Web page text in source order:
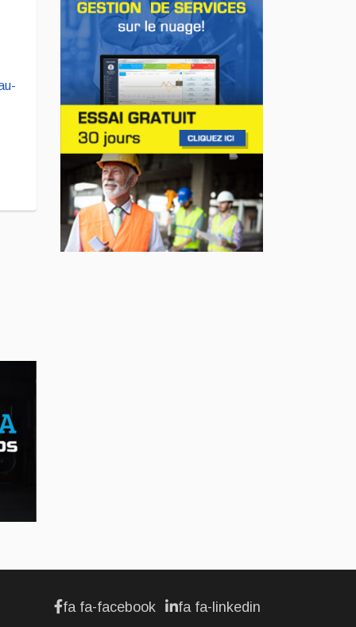
Cruise avec
remorquage maintenant
disponible sur 19
véhicules GM
Jul 23, 2026
INNOVATION / FLOTTE
Jeep veut augmenter sa
gamme de modèles en
Europe
Jul 22, 2026
fa fa-facebook fa fa-linkedin